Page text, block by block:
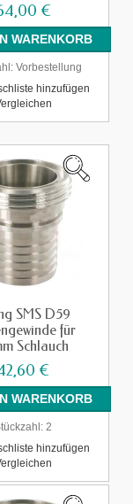
€
Vorbestellung
hinzufügen
SMS D59
für
Schlauch
€
2
hinzufügen